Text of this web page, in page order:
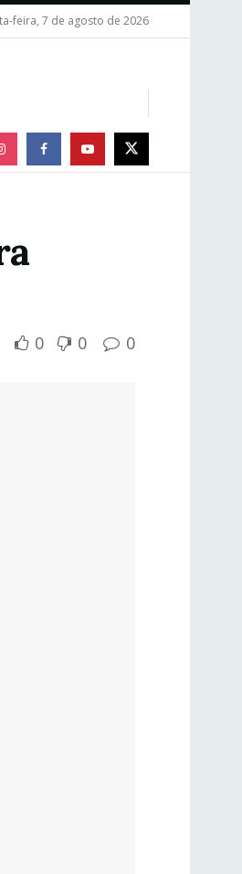
feira, 7 de agosto de 2026
0 0 0